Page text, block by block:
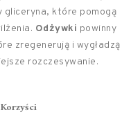
gliceryna, które pomogą
Odżywki powinny
zregenerują i wygładzą
rozczesywanie.
Korzyści